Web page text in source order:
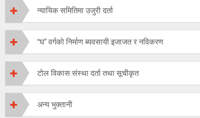
न्यायिक समितिमा उजुरी दर्ता
“घ” वर्गको निर्माण ब्यवसायी इजाजत र नविकरण
टोल विकास संस्था दर्ता तथा सूचीकृत
अन्य भुक्तानी